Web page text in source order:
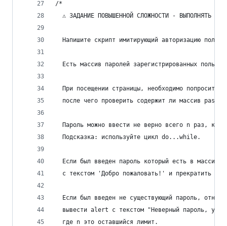
/*
⚠️ ЗАДАНИЕ ПОВЫШЕННОЙ СЛОЖНОСТИ - ВЫПОЛНЯТЬ ПО
Напишите скрипт имитирующий авторизацию
Есть массив паролей зарегистрированных
При посещении страницы, необходимо попросить
после чего проверить содержит ли массив
Пароль можно ввести не верно всего n раз,
  Подсказка: используйте цикл do...while.
Если был введен пароль который есть в
с текстом 'Добро пожаловать!' и прекратить
Если был введен не существующий пароль,
вывести alert с текстом "Неверный пароль, у
  где n это оставшийся лимит.